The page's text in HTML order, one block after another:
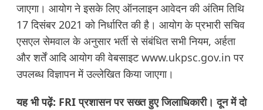
जाएगा। आयोग ने इसके लिए ऑनलाइन आवेदन की अंतिम तिथि
17 दिसंबर 2021 को निर्धारित की है। आयोग के प्रभारी सचिव
एसएल सेमवाल के अनुसार भर्ती से संबंधित सभी नियम, अर्हता
और शर्तें आदि आयोग की वेबसाइटwww.ukpsc.gov.in पर
उपलब्ध विज्ञापन में उल्लेखित किया जाएगा।
यह भी पढ़ें: FRI प्रशासन पर सख्त हुए जिलाधिकारी। दून में दो